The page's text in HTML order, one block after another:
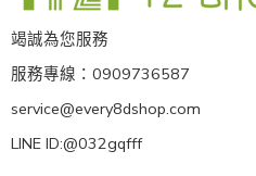
竭誠為您服務
服務專線：0909736587
service@every8dshop.com
LINE ID:@032gqfff